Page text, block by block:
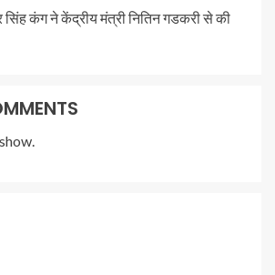
सिंह कंग ने केंद्रीय मंत्री नितिन गडकरी से की